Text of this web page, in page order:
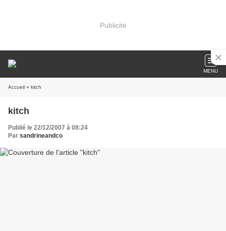
Publicité
MENU
Accueil » kitch
kitch
Publié le 22/12/2007 à 08:24
Par sandrineandco